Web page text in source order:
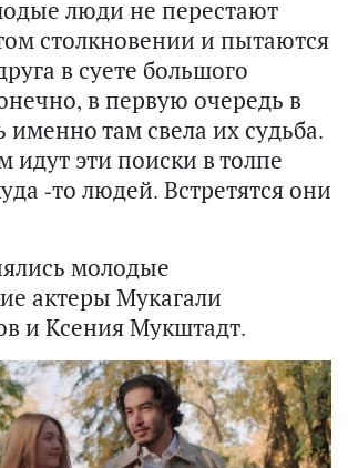
люди не перестают
столкновении и пытаются
в суете большого
в первую очередь в
именно там свела их судьба.
идут эти поиски в толпе
-то людей. Встретятся они
молодые
актеры Мукагали
и Ксения Мукштадт.